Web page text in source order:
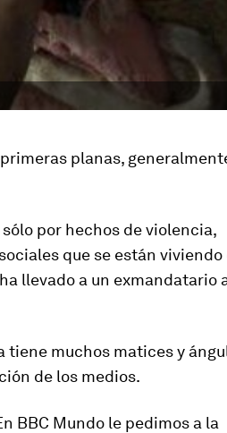
planas,
por hechos de violencia,
que se están viviendo
llevado a un exmandatario
tiene muchos matices y
de los medios.
BBC Mundo le pedimos a la